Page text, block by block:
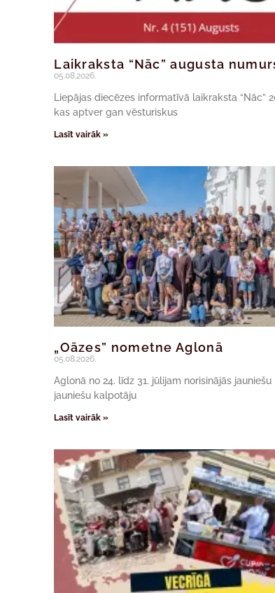
Laikraksta “Nāc” augusta
05.08.2026.
Liepājas diecēzes informatīvā laikraksta
kas aptver gan vēsturiskus
Lasīt vairāk »
„Oāzes” nometne Aglonā
05.08.2026.
Aglonā no 24. līdz 31. jūlijam norisinājās
jauniešu kalpotāju
Lasīt vairāk »